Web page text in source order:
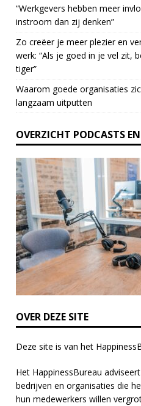
e
l
e
a
v
e
t
h
i
f
e
l
d
b
l
a
n
k
.
“Werkgevers hebben meer
instroom dan zij denken”
Zo creëer je meer plezier en
werk: “Als je goed in je vel zit,
tiger”
Waarom goede organisaties
langzaam uitputten
OVERZICHT PODCASTS
OVER DEZE SITE
Deze site is van het
Het HappinessBureau
bedrijven en organisaties die
hun medewerkers willen